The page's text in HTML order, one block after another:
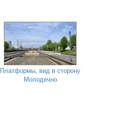
Платформы, вид в сторону
Молодечно